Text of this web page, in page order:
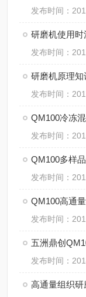
发布时间：
研磨机使用时
发布时间：
研磨机原理知
发布时间：
QM100冷冻
发布时间：
发布时间：
QM100高通
发布时间：
发布时间：